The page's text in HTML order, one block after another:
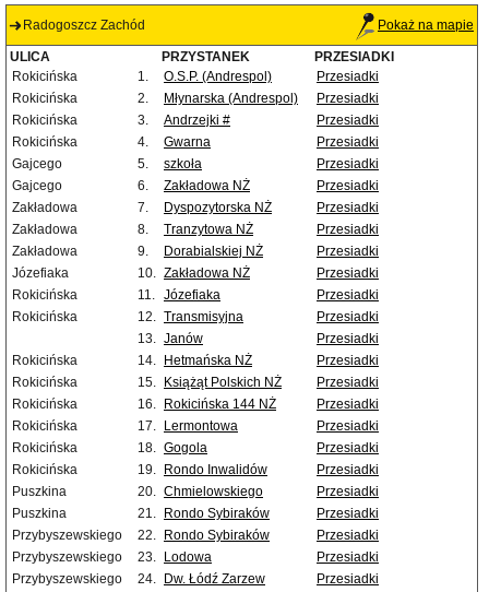
Radogoszcz Zachód Pokaż na mapie
ULICA PRZYSTANEK
PRZESIADKI
Rokicińska
1. O.S.P. (Andrespol)
Przesiadki
Rokicińska
2. Młynarska (Andrespol)
Przesiadki
Rokicińska
3. Andrzejki #
Przesiadki
Rokicińska
4. Gwarna
Przesiadki
Gajcego
5. szkoła
Przesiadki
Gajcego
6. Zakładowa NŻ
Przesiadki
Zakładowa
7. Dyspozytorska NŻ
Przesiadki
Zakładowa
8. Tranzytowa NŻ
Przesiadki
Zakładowa
9. Dorabialskiej NŻ
Przesiadki
Józefiaka
10. Zakładowa NŻ
Przesiadki
Rokicińska
11. Józefiaka
Przesiadki
Rokicińska
12. Transmisyjna
Przesiadki
13. Janów
Przesiadki
Rokicińska
14. Hetmańska NŻ
Przesiadki
Rokicińska
15. Książąt Polskich NŻ
Przesiadki
Rokicińska
16. Rokicińska 144 NŻ
Przesiadki
Rokicińska
17. Lermontowa
Przesiadki
Rokicińska
18. Gogola
Przesiadki
Rokicińska
19. Rondo Inwalidów
Przesiadki
Puszkina
20. Chmielowskiego
Przesiadki
Puszkina
21. Rondo Sybiraków
Przesiadki
Przybyszewskiego
22. Rondo Sybiraków
Przesiadki
Przybyszewskiego
23. Lodowa
Przesiadki
Przybyszewskiego
24. Dw. Łódź Zarzew
Przesiadki